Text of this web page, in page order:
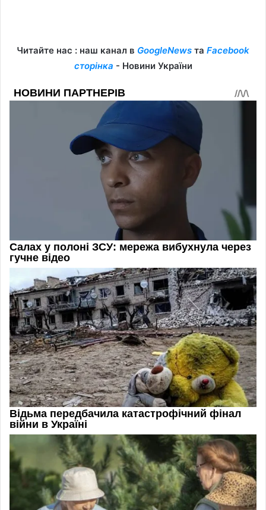
Читайте нас : наш канал в GoogleNews та Facebook
сторінка - Новини України